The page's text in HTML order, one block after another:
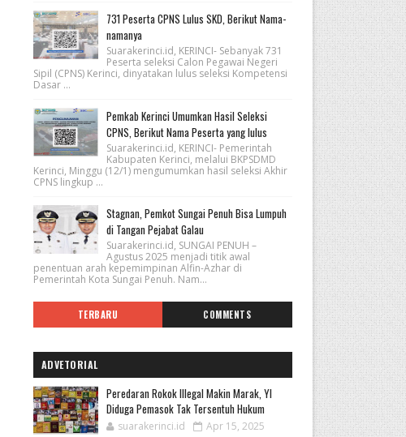
731 Peserta CPNS Lulus SKD, Berikut Nama-
namanya
Suarakerinci.id, KERINCI- Sebanyak 731
Peserta seleksi Calon Pegawai Negeri
Sipil (CPNS) Kerinci, dinyatakan lulus seleksi Kompetensi
Dasar ...
Pemkab Kerinci Umumkan Hasil Seleksi
CPNS, Berikut Nama Peserta yang lulus
Suarakerinci.id, KERINCI- Pemerintah
Kabupaten Kerinci, melalui BKPSDMD
Kerinci, Minggu (12/1) mengumumkan hasil seleksi Akhir
CPNS lingkup ...
Stagnan, Pemkot Sungai Penuh Bisa Lumpuh
di Tangan Pejabat Galau
Suarakerinci.id, SUNGAI PENUH –
Agustus 2025 menjadi titik awal
penentuan arah kepemimpinan Alfin-Azhar di
Pemerintah Kota Sungai Penuh. Nam...
TERBARU COMMENTS
ADVETORIAL
Peredaran Rokok Illegal Makin Marak, YI
Diduga Pemasok Tak Tersentuh Hukum
suarakerinci.id Apr 15, 2025